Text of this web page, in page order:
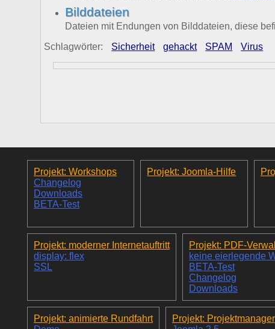
Bilddateien
Dateien mit Endungen von Bilddateien, diese
Schlagwörter:
Sicherheit gehackt SPAM Virus
Projekt: Workshops
Changelog
Downloads
BETA-Test
Projekt: Joomla-Hilfe
Projekt: moderner Internetauftritt
display: flex
SSL
Projekt: PDF-
keine eierlegende
BETA-Test
Changelog
Downloads
Projekt: animierte Rundfahrt
Projekt: Projektmanager